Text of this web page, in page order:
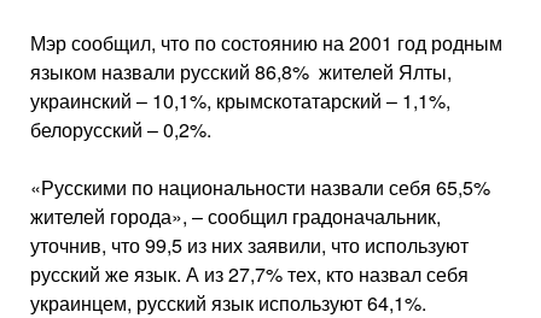
Мэр сообщил, что по состоянию на 2001 год родным
языком назвали русский 86,8% жителей Ялты,
украинский – 10,1%, крымскотатарский – 1,1%,
белорусский – 0,2%.
«Русскими по национальности назвали себя 65,5%
жителей города», – сообщил градоначальник,
уточнив, что 99,5 из них заявили, что используют
русский же язык. А из 27,7% тех, кто назвал себя
украинцем, русский язык используют 64,1%.